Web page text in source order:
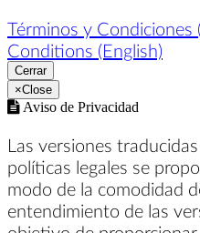
Términos y Condiciones
Conditions (English)
Cerrar
×Close
Aviso de Privacidad
Las versiones
políticas legales se
modo de la comodidad
entendimiento de las